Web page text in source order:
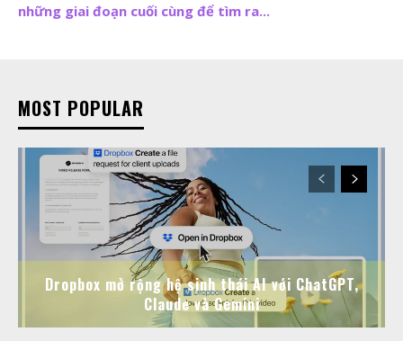
những giai đoạn cuối cùng để tìm ra...
MOST POPULAR
Dropbox mở rộng hệ sinh thái AI với ChatGPT,
Claude và Gemini